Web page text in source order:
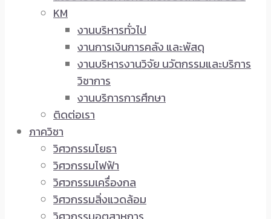
KM
งานบริหารทั่วไป
งานการเงินการคลัง และพัสดุ
งานบริหารงานวิจัย นวัตกรรมและบริการ
วิชาการ
งานบริการการศึกษา
ติดต่อเรา
ภาควิชา
วิศวกรรมโยธา
วิศวกรรมไฟฟ้า
วิศวกรรมเครื่องกล
วิศวกรรมสิ่งแวดล้อม